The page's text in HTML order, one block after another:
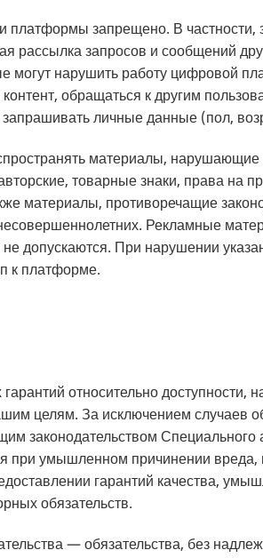
платформы запрещено. В частности,
рассылка запросов и сообщений
могут нарушить работу цифровой
обращаться к другим
личные данные (пол,
материалы, нарушающие
товарные знаки, права на
материалы, противоречащие
Рекламные
допускаются. При нарушении
к платформе.
относительно доступности,
целям. За исключением случаев
законодательством Специального
при умышленном причинении
гарантий качества,
обязательств.
— обязательства, без